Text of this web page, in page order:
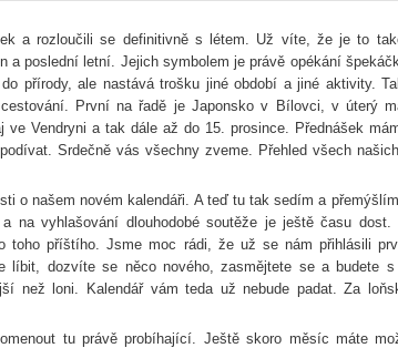
a rozloučili se definitivně s létem. Už víte, že je to
a poslední letní. Jejich symbolem je právě opékání
přírody, ale nastává trošku jiné období a jiné aktivity.
První na řadě je Japonsko v Bílovci, v úterý
Vendryni a tak dále až do 15. prosince. Přednášek
Srdečně vás všechny zveme. Přehled všech
o našem novém kalendáři. A teď tu tak sedím a
na vyhlašování dlouhodobé soutěže je ještě času
toho příštího. Jsme moc rádi, že už se nám přihlásili
líbit, dozvíte se něco nového, zasmějtete se a budete
než loni. Kalendář vám teda už nebude padat. Za
tu právě probíhající. Ještě skoro měsíc máte